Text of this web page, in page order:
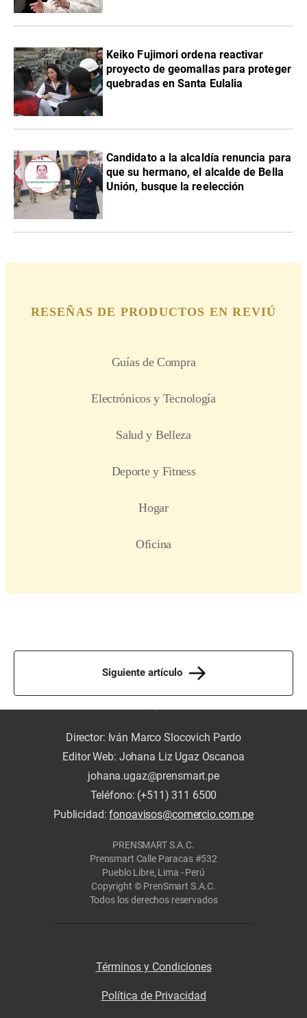
Keiko Fujimori ordena reactivar
proyecto de geomallas para proteger
quebradas en Santa Eulalia
Candidato a la alcaldía renuncia para
que su hermano, el alcalde de Bella
Unión, busque la reelección
Siguiente artículo
Director: Iván Marco Slocovich Pardo
Editor Web: Johana Liz Ugaz Oscanoa
johana.ugaz@prensmart.pe
Teléfono: (+511) 311 6500
Publicidad:fonoavisos@comercio.com.pe
PRENSMART S.A.C.
Prensmart Calle Paracas #532
Pueblo Libre, Lima - Perú
Copyright © PrenSmart S.A.C.
Todos los derechos reservados
Términos y Condiciones
Política de Privacidad